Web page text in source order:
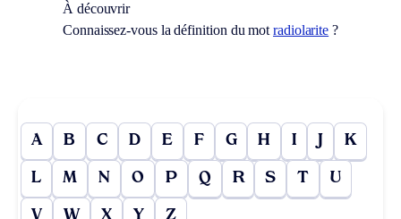
À découvrir
Connaissez-vous la définition du motradiolarite ?
A B C D E F G H I J K
L M N O P Q R S T U